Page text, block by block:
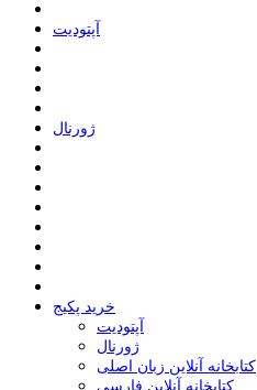
ﺁﭘﺘﻮﺩﯾﺖ
ﮊﻭﺭﻧﺎﻝ
خرید پکیج
ﺁﭘﺘﻮﺩﯾﺖ
ﮊﻭﺭﻧﺎﻝ
کتابخانه آنلاین زبان اصلی
کتابخانه آنلاین فارسی